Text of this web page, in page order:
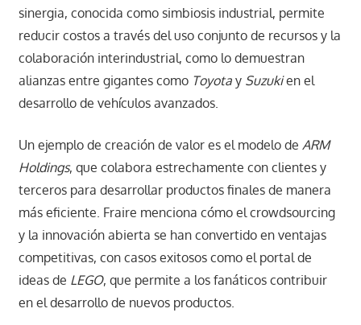
sinergia, conocida como simbiosis industrial, permite
reducir costos a través del uso conjunto de recursos y la
colaboración interindustrial, como lo demuestran
alianzas entre gigantes como Toyotay Suzukien el
desarrollo de vehículos avanzados.
Un ejemplo de creación de valor es el modelo de ARM
Holdings, que colabora estrechamente con clientes y
terceros para desarrollar productos finales de manera
más eficiente. Fraire menciona cómo el crowdsourcing
y la innovación abierta se han convertido en ventajas
competitivas, con casos exitosos como el portal de
ideas de LEGO, que permite a los fanáticos contribuir
en el desarrollo de nuevos productos.